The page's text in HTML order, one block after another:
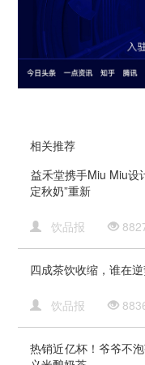
相关推荐
益禾堂携手Miu Miu设
定秋奶”重新
饮品报
四成茶饮收缩，谁在
饮品报
热销近亿杯！爷爷不